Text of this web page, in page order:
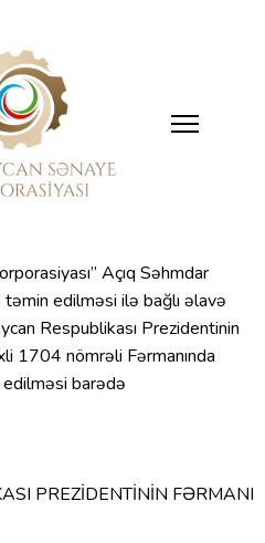
Açıq Səhmdar
edilməsi ilə bağlı əlavə
Respublikası Prezidentinin
1704 nömrəli Fərmanında
barədə
PREZİDENTİNİN FƏRMANI